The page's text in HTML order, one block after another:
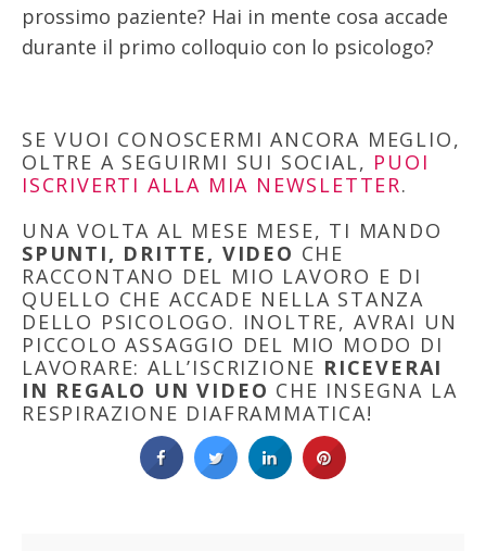
prossimo paziente? Hai in mente cosa accade
durante il primo colloquio con lo psicologo?
SE VUOI CONOSCERMI ANCORA MEGLIO,
OLTRE A SEGUIRMI SUI SOCIAL, PUOI
ISCRIVERTI ALLA MIA NEWSLETTER.
UNA VOLTA AL MESE MESE, TI MANDO
SPUNTI, DRITTE, VIDEO CHE
RACCONTANO DEL MIO LAVORO E DI
QUELLO CHE ACCADE NELLA STANZA
DELLO PSICOLOGO. INOLTRE, AVRAI UN
PICCOLO ASSAGGIO DEL MIO MODO DI
LAVORARE: ALL’ISCRIZIONE RICEVERAI
IN REGALO UN VIDEO CHE INSEGNA LA
RESPIRAZIONE DIAFRAMMATICA!